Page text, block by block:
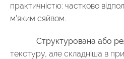
практичністю: частково
м'яким сяйвом.
Структурована або
текстуру, але складніша в